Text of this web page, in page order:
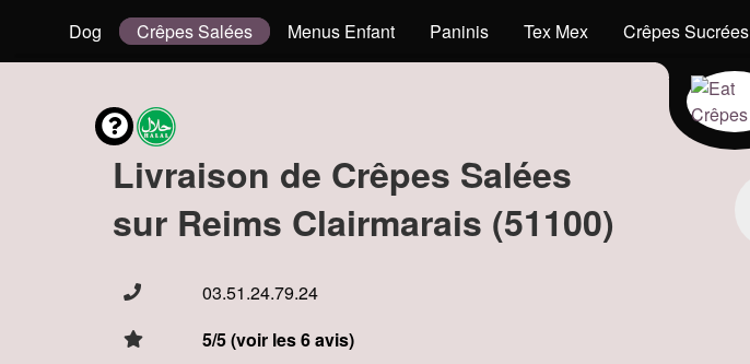
Hot Dog Crêpes Salées Menus Enfant Paninis Tex Mex Crêpes Sucrées
Livraison de Crêpes Salées
sur Reims Clairmarais (51100)
03.51.24.79.24
5/5 (voir les 6 avis)